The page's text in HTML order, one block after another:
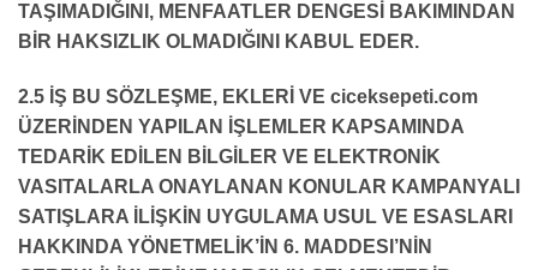
TAŞIMADIĞINI, MENFAATLER DENGESİ BAKIMINDAN
BİR HAKSIZLIK OLMADIĞINI KABUL EDER.
2.5 İŞ BU SÖZLEŞME, EKLERİ VE ciceksepeti.com
ÜZERİNDEN YAPILAN İŞLEMLER KAPSAMINDA
TEDARİK EDİLEN BİLGİLER VE ELEKTRONİK
VASITALARLA ONAYLANAN KONULAR KAMPANYALI
SATIŞLARA İLİŞKİN UYGULAMA USUL VE ESASLARI
HAKKINDA YÖNETMELİK’İN 6. MADDESI’NİN